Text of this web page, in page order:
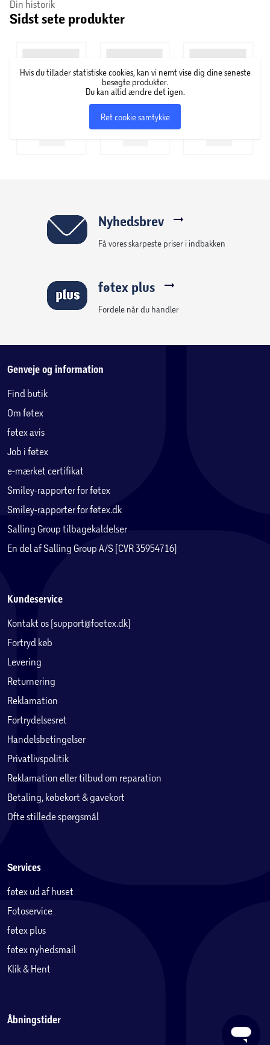
Din historik
Sidst sete produkter
Hvis du tillader statistiske cookies, kan vi nemt vise dig dine seneste
besøgte produkter.
Du kan altid ændre det igen.
Ret cookie samtykke
Nyhedsbrev
Få vores skarpeste priser i indbakken
føtex plus
Fordele når du handler
Genveje og information
Find butik
Om føtex
føtex avis
Job i føtex
e-mærket certifikat
Smiley-rapporter for føtex
Smiley-rapporter for føtex.dk
Salling Group tilbagekaldelser
En del af Salling Group A/S (CVR 35954716)
Kundeservice
Kontakt os (support@foetex.dk)
Fortryd køb
Levering
Returnering
Reklamation
Fortrydelsesret
Handelsbetingelser
Privatlivspolitik
Reklamation eller tilbud om reparation
Betaling, købekort & gavekort
Ofte stillede spørgsmål
Services
føtex ud af huset
Fotoservice
føtex plus
føtex nyhedsmail
Klik & Hent
Åbningstider